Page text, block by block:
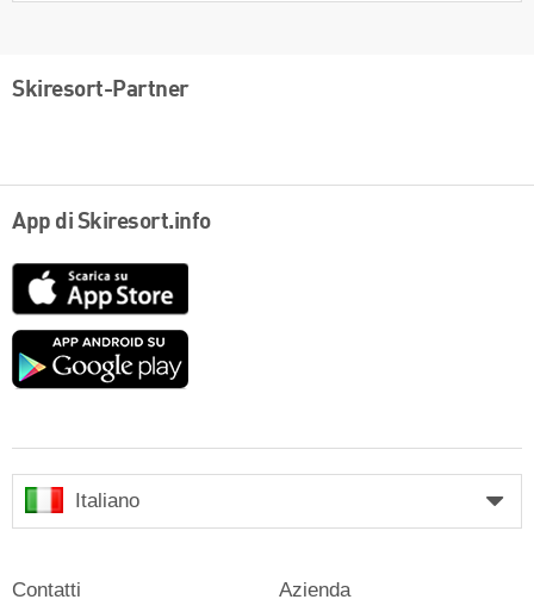
Skiresort-Partner
App di Skiresort.info
Google
Italiano
Contatti Azienda